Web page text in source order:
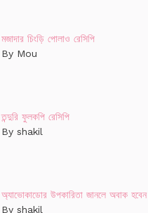
মজাদার চিংড়ি পোলাও রেসিপি
By Mou
তন্দুরি ফুলকপি রেসিপি
By shakil
অ্যাভোকাডোর উপকারিতা জানলে অবাক হবেন
By shakil